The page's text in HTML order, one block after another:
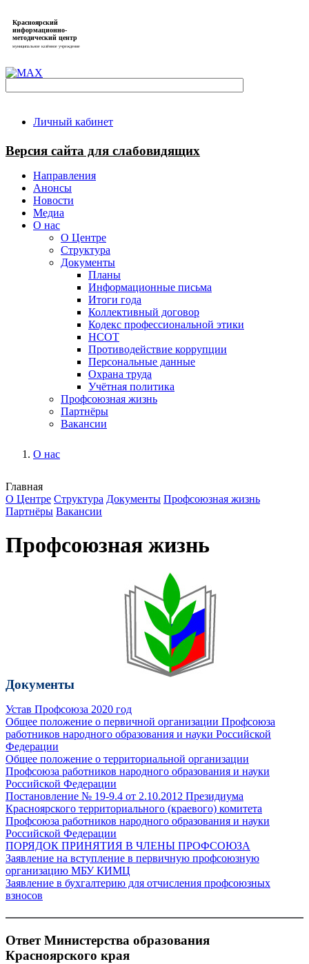
Красноярский
информационно-
методический центр
муниципальное казённое учреждение
Личный кабинет
Версия сайта для слабовидящих
Направления
Анонсы
Новости
Медиа
О нас
О Центре
Структура
Документы
Планы
Информационные письма
Итоги года
Коллективный договор
Кодекс профессиональной этики
НСОТ
Противодействие коррупции
Персональные данные
Охрана труда
Учётная политика
Профсоюзная жизнь
Партнёры
Вакансии
О нас
Главная
О Центре Структура Документы Профсоюзная жизнь
Партнёры Вакансии
Профсоюзная жизнь
Документы
Устав Профсоюза 2020 год
Общее положение о первичной организации Профсоюза
работников народного образования и науки Российской
Федерации
Общее положение о территориальной организации
Профсоюза работников народного образования и науки
Российской Федерации
Постановление № 19-9.4 от 2.10.2012 Президиума
Красноярского территориального (краевого) комитета
Профсоюза работников народного образования и науки
Российской Федерации
ПОРЯДОК ПРИНЯТИЯ В ЧЛЕНЫ ПРОФСОЮЗА
Заявление на вступление в первичную профсоюзную
организацию МБУ КИМЦ
Заявление в бухгалтерию для отчисления профсоюзных
взносов
Ответ Министерства образования
Красноярского края